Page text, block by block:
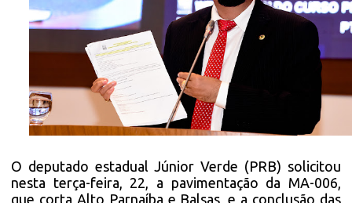
O deputado estadual Júnior Verde (PRB) solicitou
nesta terça-feira, 22, a pavimentação da MA-006,
que corta Alto Parnaíba e Balsas, e a conclusão das